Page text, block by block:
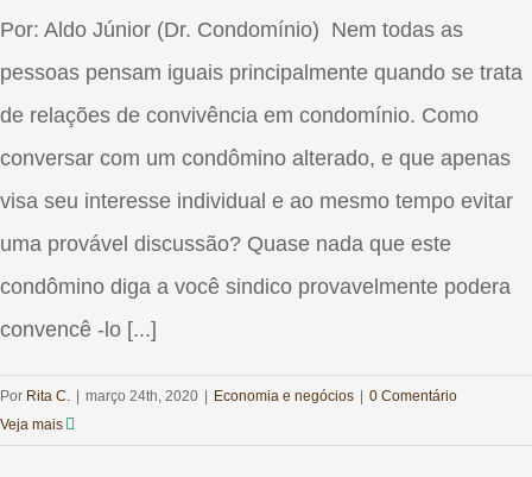
Por: Aldo Júnior (Dr. Condomínio) Nem todas as
pessoas pensam iguais principalmente quando se trata
de relações de convivência em condomínio. Como
conversar com um condômino alterado, e que apenas
visa seu interesse individual e ao mesmo tempo evitar
uma provável discussão? Quase nada que este
condômino diga a você sindico provavelmente podera
convencê -lo [...]
Por Rita C. março 24th, 2020 Economia e negócios‎
0 Comentário
Veja mais